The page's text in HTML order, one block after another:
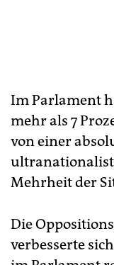
Im Parlament
mehr als 7
von einer
Mehrheit der
Die
verbesserte